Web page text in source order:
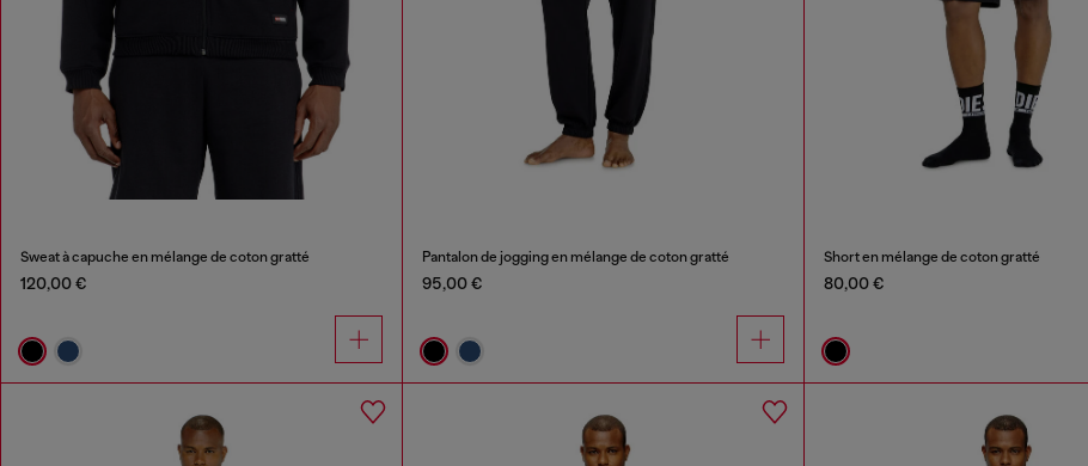
Sweat à capuche en mélange de coton gratté
120,00 €
Pantalon de jogging en mélange de coton gratté
95,00 €
Short en mélange de coton gratté
80,00 €